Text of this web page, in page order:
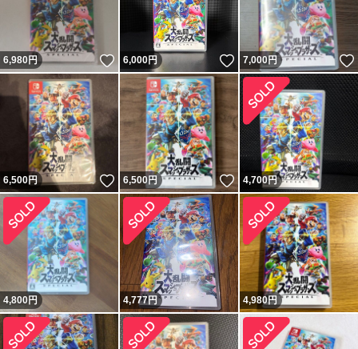
6,980円 いいね！
6,000円 いいね！
7,000円
6,500円 いいね！
6,500円 いいね！
4,700円
4,800円 4,777円 4,980円